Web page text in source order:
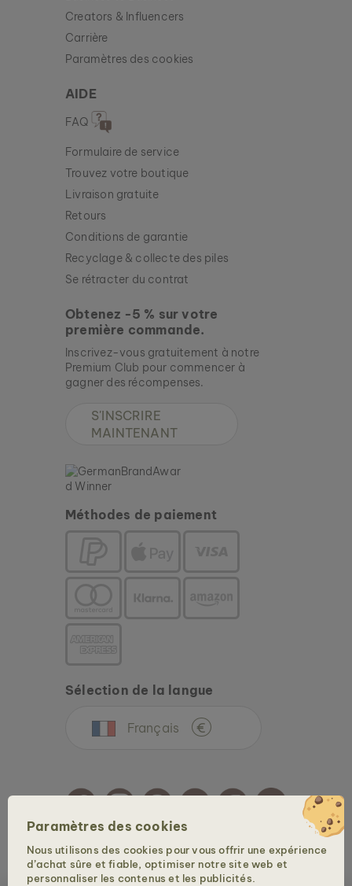
Paramètres des cookies
Nous utilisons des cookies pour vous offrir une expérience
d’achat sûre et fiable, optimiser notre site web et
personnaliser les contenus et les publicités.
Nouveau
Montres pour
Bijoux pour femme
Creators & Influencers
Carrière
Paramètres des cookies
AIDE
FAQ
Formulaire de service
Trouvez votre boutique
Livraison gratuite
Retours
Conditions de garantie
Recyclage & collecte des piles
Se rétracter du contrat
Obtenez -5 % sur votre
première commande.
Inscrivez-vous gratuitement à notre
Premium Club pour commencer à
gagner des récompenses.
S'INSCRIRE
MAINTENANT
Méthodes de paiement
Sélection de la langue
Français €
Copyright © 2026 Holzkern - une marque de la Time for Nature GmbH. Tous droits
réservés.